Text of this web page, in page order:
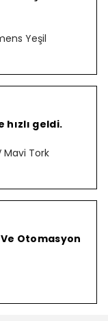
Yeşil
geldi.
Tork
Otomasyon